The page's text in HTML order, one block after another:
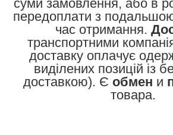
суми замовлення, або в
передоплати з
час отримання.
транспортними
доставку оплачує
виділених позицій із
доставкою). Є обмен и
товара.